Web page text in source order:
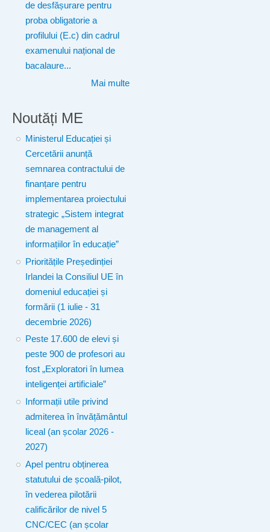
de desfășurare pentru
proba obligatorie a
profilului (E.c) din cadrul
examenului național de
bacalaure...
Mai multe
Noutăți ME
Ministerul Educației și
Cercetării anunță
semnarea contractului de
finanțare pentru
implementarea proiectului
strategic „Sistem integrat
de management al
informațiilor în educație”
Prioritățile Președinției
Irlandei la Consiliul UE în
domeniul educației și
formării (1 iulie - 31
decembrie 2026)
Peste 17.600 de elevi și
peste 900 de profesori au
fost „Exploratori în lumea
inteligenței artificiale”
Informații utile privind
admiterea în învățământul
liceal (an școlar 2026 -
2027)
Apel pentru obținerea
statutului de școală-pilot,
în vederea pilotării
calificărilor de nivel 5
CNC/CEC (an școlar